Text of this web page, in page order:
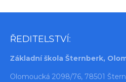
ŘEDITELSTVÍ:
Základní škola Šternberk,
Olomoucká 2098/76, 78501